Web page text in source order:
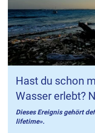
Hast du schon
Wasser erlebt?
Dieses Ereignis gehört
lifetime».